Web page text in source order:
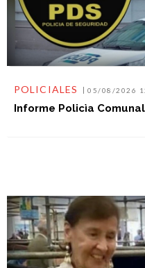
POLICIALES 05/08/2026
Informe Policìa